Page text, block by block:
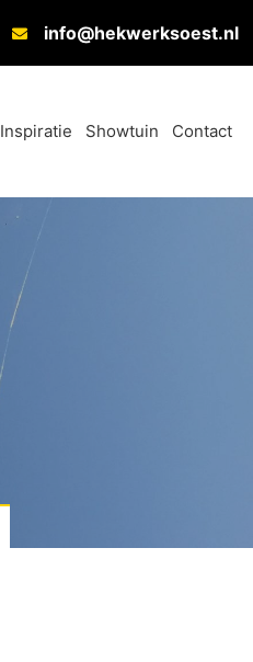
info@hekwerksoest.nl
Inspiratie Showtuin Contact